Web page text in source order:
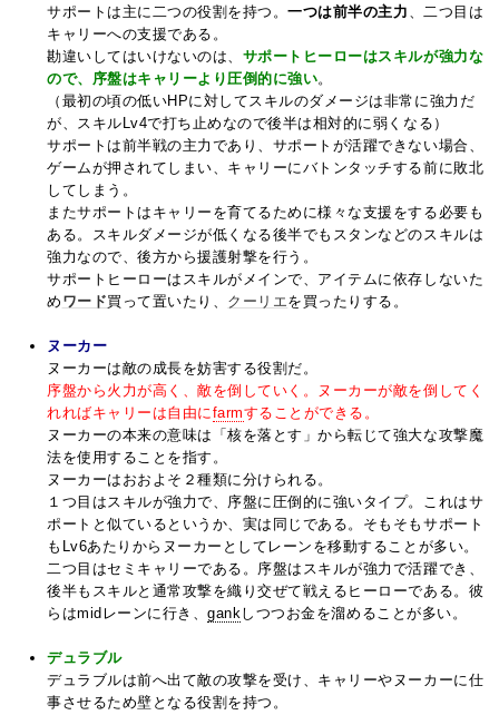
サポートは主に二つの役割を持つ。一つは前半の主力 、二つ目は
キャリーへの支援である。
勘違いしてはいけないのは、 サポートヒーローはスキルが強力な
ので、序盤はキャリーより圧倒的に強い。
（最初の頃の低いHPに対してスキルのダメージは非常に強力だ
が、スキルLv4で打ち止めなので後半は相対的に弱くなる）
サポートは前半戦の主力であり、サポートが活躍できない場合、
ゲームが押されてしまい、キャリーにバトンタッチする前に敗北
してしまう。
またサポートはキャリーを育てるために様々な支援をする必要も
ある。スキルダメージが低くなる後半でもスタンなどのスキルは
強力なので、後方から援護射撃を行う。
サポートヒーローはスキルがメインで、アイテムに依存しないた
め ワード買って置いたり、 クーリエを買ったりする。
ヌーカー
ヌーカーは敵の成長を妨害する役割だ。
序盤から火力が高く、敵を倒していく。ヌーカーが敵を倒してく
れればキャリーは自由にfarmすることができる。
ヌーカーの本来の意味は「核を落とす」から転じて強大な攻撃魔
法を使用することを指す。
ヌーカーはおおよそ２種類に分けられる。
１つ目はスキルが強力で、序盤に圧倒的に強いタイプ。これはサ
ポートと似ているというか、実は同じである。そもそもサポート
もLv6あたりからヌーカーとしてレーンを移動することが多い。
二つ目はセミキャリーである。序盤はスキルが強力で活躍でき、
後半もスキルと通常攻撃を織り交ぜて戦えるヒーローである。彼
らはmidレーンに行き、gankしつつお金を溜めることが多い。
デュラブル
デュラブルは前へ出て敵の攻撃を受け、キャリーやヌーカーに仕
事させるため壁となる役割を持つ。